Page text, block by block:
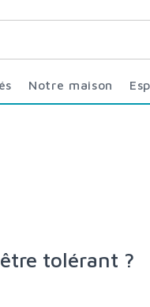
Notre maison
tolérant ?